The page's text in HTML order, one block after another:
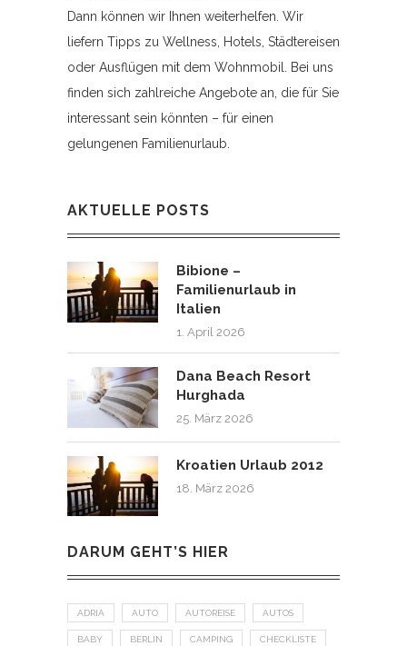
Dann können wir Ihnen weiterhelfen. Wir
liefern Tipps zu Wellness, Hotels, Städtereisen
oder Ausflügen mit dem Wohnmobil. Bei uns
finden sich zahlreiche Angebote an, die für Sie
interessant sein könnten – für einen
gelungenen Familienurlaub.
AKTUELLE POSTS
Bibione –
Familienurlaub in
Italien
1. April 2026
Dana Beach Resort
Hurghada
25. März 2026
Kroatien Urlaub 2012
18. März 2026
DARUM GEHT’S HIER
ADRIA AUTO AUTOREISE AUTOS
BABY BERLIN CAMPING CHECKLISTE